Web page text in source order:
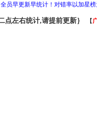
员早更新早统计！对错率以加星榜
点左右统计,请提前更新｝ 【